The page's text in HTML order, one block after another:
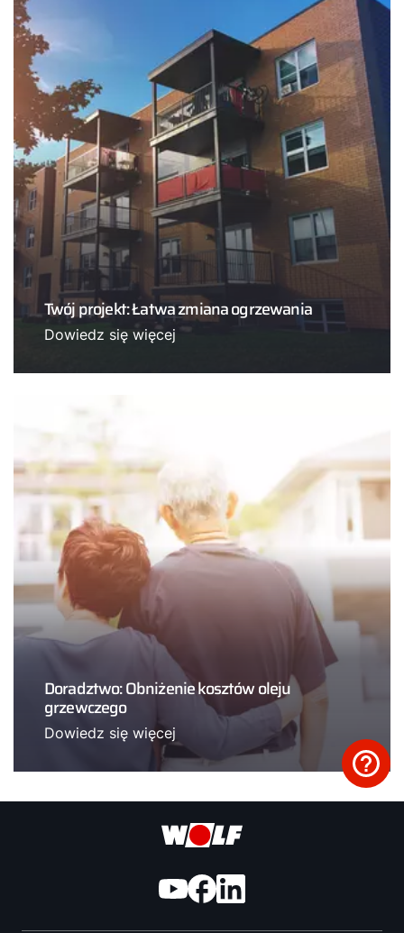
Twój projekt: Łatwa zmiana ogrzewania
Dowiedz się więcej
Doradztwo: Obniżenie kosztów oleju
grzewczego
Dowiedz się więcej